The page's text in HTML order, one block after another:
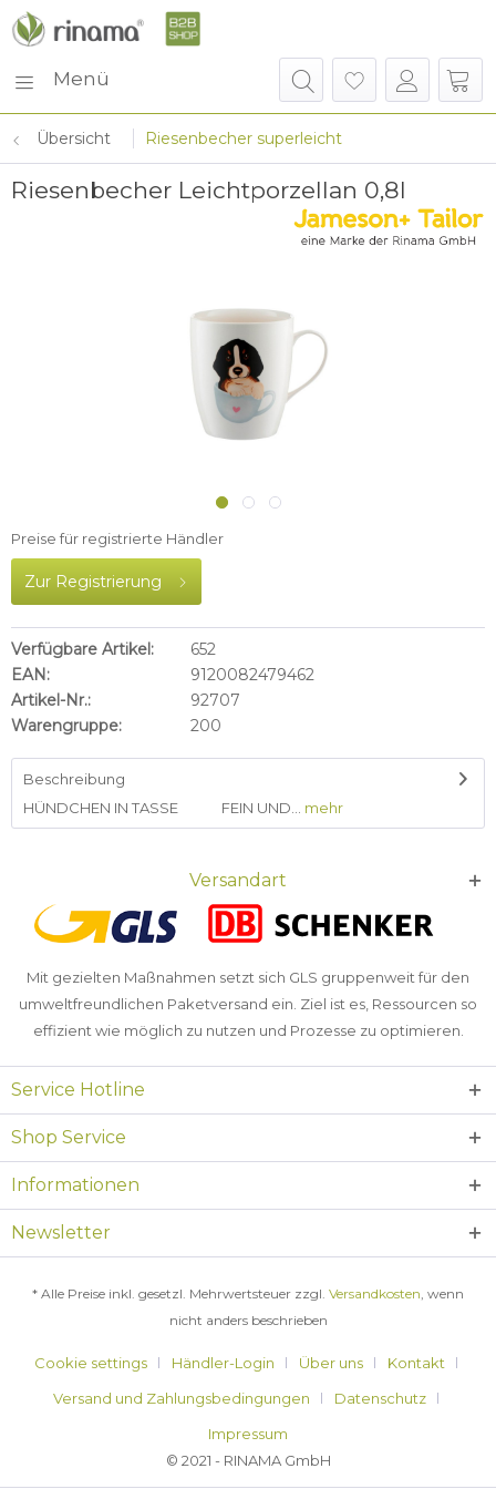
Menü
Übersicht Riesenbecher superleicht
Riesenbecher Leichtporzellan 0,8l
Preise für registrierte Händler
Zur Registrierung
Verfügbare Artikel:
652
EAN:
9120082479462
Artikel-Nr.:
92707
Warengruppe:
200
Beschreibung
HÜNDCHEN IN TASSE FEIN UND...
mehr
Versandart
Mit gezielten Maßnahmen setzt sich GLS gruppenweit für den
umweltfreundlichen Paketversand ein. Ziel ist es, Ressourcen so
effizient wie möglich zu nutzen und Prozesse zu optimieren.
Service Hotline
Shop Service
Informationen
Newsletter
* Alle Preise inkl. gesetzl. Mehrwertsteuer zzgl. Versandkosten, wenn
nicht anders beschrieben
Cookie settings Händler-Login Über uns
Kontakt
Versand und Zahlungsbedingungen
Datenschutz
Impressum
© 2021 - RINAMA GmbH